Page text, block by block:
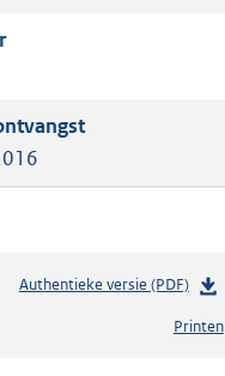
Authentieke versie (PDF)b
s
Printen